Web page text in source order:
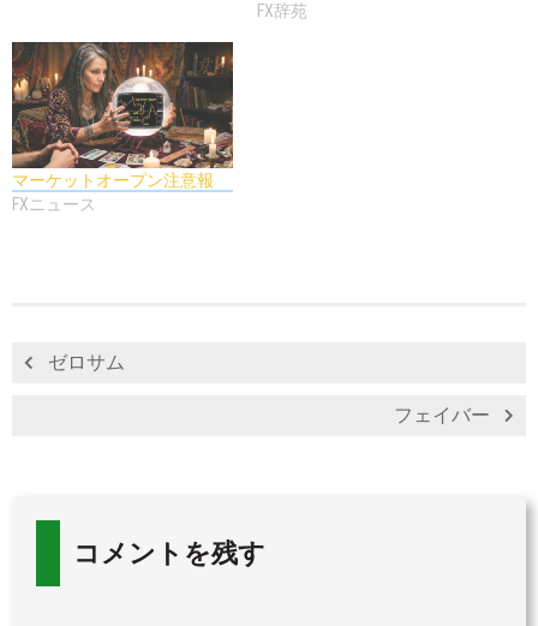
FX辞苑
マーケットオープン注意報
FXニュース
ゼロサム
フェイバー
コメントを残す